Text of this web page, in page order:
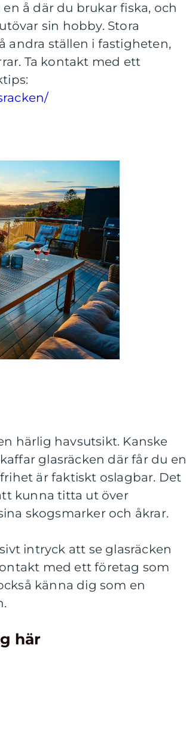
å där du brukar fiska, och
sin hobby. Stora
andra ställen i fastigheten,
Ta kontakt med ett
härlig havsutsikt. Kanske
glasräcken där får du en
är faktiskt oslagbar. Det
kunna titta ut över
skogsmarker och åkrar.
intryck att se glasräcken
med ett företag som
känna dig som en
här